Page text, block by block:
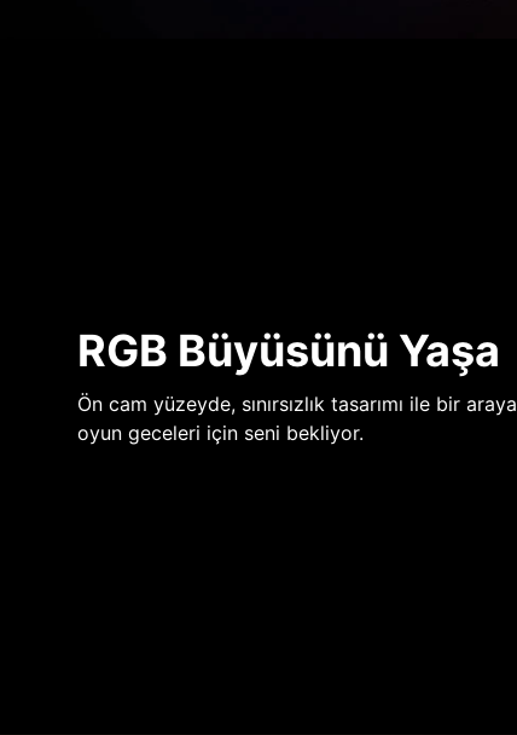
RGB Büyüsünü Yaşa
Ön cam yüzeyde, sınırsızlık tasarımı ile bir
oyun geceleri için seni bekliyor.